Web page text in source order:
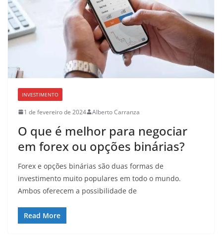
INVESTIMENTO
1 de fevereiro de 2024 Alberto Carranza
O que é melhor para negociar
em forex ou opções binárias?
Forex e opções binárias são duas formas de
investimento muito populares em todo o mundo.
Ambos oferecem a possibilidade de
Read More